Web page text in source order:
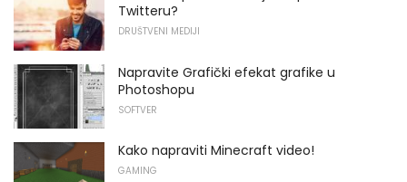
Twitteru?
DRUŠTVENI MEDIJI
Napravite Grafički efekat grafike u
Photoshopu
SOFTVER
Kako napraviti Minecraft video!
GAMING